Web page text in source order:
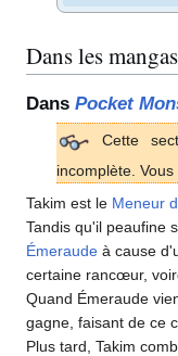
Dans les mangas
Dans Pocket
Cette
incomplète.
Takim est le Meneur
Tandis qu'il peaufine
Émeraude à cause
certaine rancœur,
Quand Émeraude
gagne, faisant de ce
Plus tard, Takim